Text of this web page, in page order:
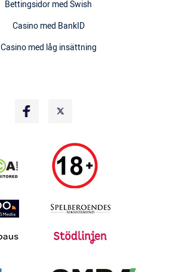
Bettingsidor med Swish
Casino med BankID
Casino med låg insättning